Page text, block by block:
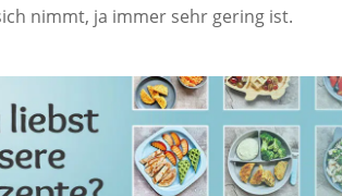
nimmt, ja immer sehr gering ist.